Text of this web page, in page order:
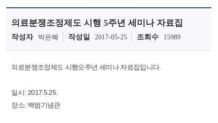
의료분쟁조정제도 시행 5주년 세미나 자료집
작성자 박은혜 작성일 2017-05-25 조회수 15989
의료분쟁조정제도 시행오주년 세미나 자료집입니다.
일시: 2017.5.25.
장소: 백범기념관